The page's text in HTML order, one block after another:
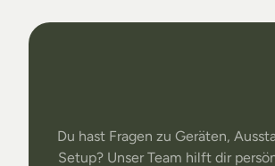
Du hast Fragen zu Geräten,
Setup? Unser Team hilft dir